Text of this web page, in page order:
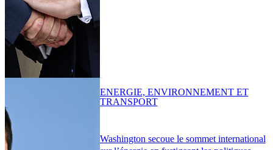
Washington secoue le sommet international
ENERGIE, ENVIRONNEMENT ET
TRANSPORT